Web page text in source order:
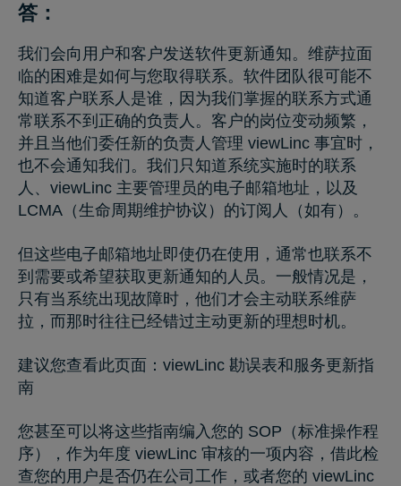
答：
我们会向用户和客户发送软件更新通知。维萨拉面
临的困难是如何与您取得联系。软件团队很可能不
知道客户联系人是谁，因为我们掌握的联系方式通
常联系不到正确的负责人。客户的岗位变动频繁，
并且当他们委任新的负责人管理 viewLinc 事宜时，
也不会通知我们。我们只知道系统实施时的联系
人、viewLinc 主要管理员的电子邮箱地址，以及
LCMA（生命周期维护协议）的订阅人（如有）。
但这些电子邮箱地址即使仍在使用，通常也联系不
到需要或希望获取更新通知的人员。一般情况是，
只有当系统出现故障时，他们才会主动联系维萨
拉，而那时往往已经错过主动更新的理想时机。
建议您查看此页面： viewLinc 勘误表和服务更新指
南
您甚至可以将这些指南编入您的 SOP（标准操作程
序），作为年度 viewLinc 审核的一项内容，借此检
查您的用户是否仍在公司工作，或者您的 viewLinc